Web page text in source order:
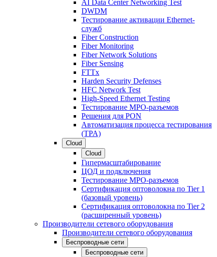
AI Data Center Networking Test
DWDM
Тестирование активации Ethernet-
служб
Fiber Construction
Fiber Monitoring
Fiber Network Solutions
Fiber Sensing
FTTx
Harden Security Defenses
HFC Network Test
High-Speed Ethernet Testing
Тестирование МРО-разъемов
Решения для PON
Автоматизация процесса тестирования
(TPA)
Cloud
Cloud
Гипермасштабирование
ЦОД и подключения
Тестирование МРО-разъемов
Сертификация оптоволокна по Tier 1
(базовый уровень)
Сертификация оптоволокна по Tier 2
(расширенный уровень)
Производители сетевого оборудования
Производители сетевого оборудования
Беспроводные сети
Беспроводные сети